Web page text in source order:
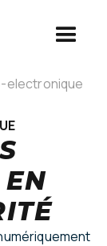
electronique